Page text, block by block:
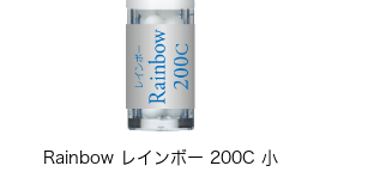
Rainbow レインボー 200C 小